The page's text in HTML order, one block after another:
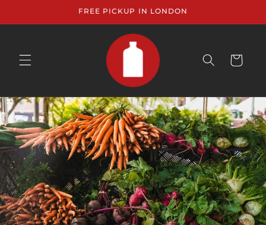
au
FREE PICKUP IN LONDON
Panier